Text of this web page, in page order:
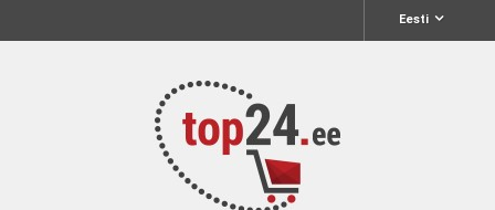
Eesti